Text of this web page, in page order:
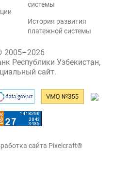
системы
История развития
платежной системы
2005–2026
Республики Узбекистан,
сайт.
сайта Pixelcraft®